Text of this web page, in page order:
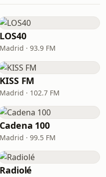
LOS40
Madrid · 93.9 FM
KISS FM
Madrid · 102.7 FM
Cadena 100
Madrid · 99.5 FM
Radiolé